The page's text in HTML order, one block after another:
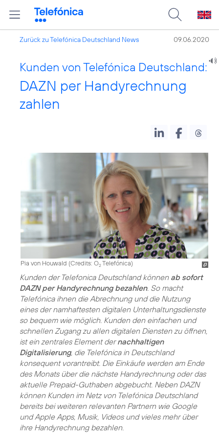
Zurück zu Telefónica Deutschland News 09.06.2020
Kunden von Telefónica Deutschland:
DAZN per Handyrechnung
zahlen
Pia von Houwald (Credits: O2Telefónica)
Kunden der Telefonica Deutschland können ab sofort
DAZN per Handyrechnung bezahlen. So macht
Telefónica ihnen die Abrechnung und die Nutzung
eines der namhaftesten digitalen Unterhaltungsdienste
so bequem wie möglich. Kunden den einfachen und
schnellen Zugang zu allen digitalen Diensten zu öffnen,
ist ein zentrales Element dernachhaltigen
Digitalisierung, die Telefónica in Deutschland
konsequent vorantreibt. Die Einkäufe werden am Ende
des Monats über die nächste Handyrechnung oder das
aktuelle Prepaid-Guthaben abgebucht. Neben DAZN
können Kunden im Netz von Telefónica Deutschland
bereits bei weiteren relevanten Partnern wie Google
und Apple Apps, Musik, Videos und vieles mehr über
ihre Handyrechnung bezahlen.